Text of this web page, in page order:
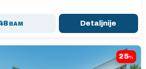
BAM Detaljnije
25%